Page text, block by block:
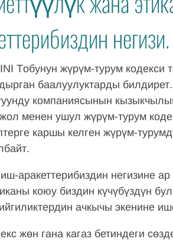
негизи.
Tобунун жүрүм-турум кодекси
баалуулуктарды
компаниясынын
менен ушул жүрүм-турум
каршы келген жүрүм-
аракеттерибиздин негизине
коюу биздин күчүбүздүн
ачкычы экенине
жөн гана кагаз бетиндеги